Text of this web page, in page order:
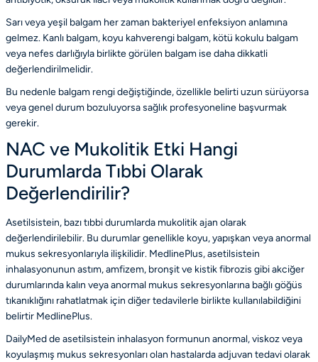
Sarı veya yeşil balgam her zaman bakteriyel enfeksiyon anlamına
gelmez. Kanlı balgam, koyu kahverengi balgam, kötü kokulu balgam
veya nefes darlığıyla birlikte görülen balgam ise daha dikkatli
değerlendirilmelidir.
Bu nedenle balgam rengi değiştiğinde, özellikle belirti uzun sürüyorsa
veya genel durum bozuluyorsa sağlık profesyoneline başvurmak
gerekir.
NAC ve Mukolitik Etki Hangi
Durumlarda Tıbbi Olarak
Değerlendirilir?
Asetilsistein, bazı tıbbi durumlarda mukolitik ajan olarak
değerlendirilebilir. Bu durumlar genellikle koyu, yapışkan veya anormal
mukus sekresyonlarıyla ilişkilidir. MedlinePlus, asetilsistein
inhalasyonunun astım, amfizem, bronşit ve kistik fibrozis gibi akciğer
durumlarında kalın veya anormal mukus sekresyonlarına bağlı göğüs
tıkanıklığını rahatlatmak için diğer tedavilerle birlikte kullanılabildiğini
belirtir MedlinePlus.
DailyMed de asetilsistein inhalasyon formunun anormal, viskoz veya
koyulaşmış mukus sekresyonları olan hastalarda adjuvan tedavi olarak